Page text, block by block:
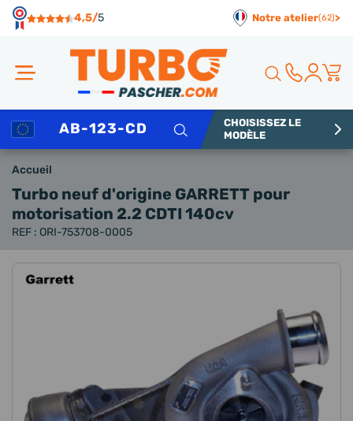
4,5/5 Notre atelier(62)>
Rechercher
CHOISISSEZ LE
MODÈLE
Accueil
Turbo neuf d'origine GARRETT pour
motorisation 2.2 CDTI 140cv
REF : ORI-753708-0005
Panneau de gestion des cookies